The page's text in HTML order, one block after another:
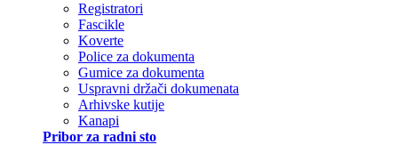
Registratori
Fascikle
Koverte
Police za dokumenta
Gumice za dokumenta
Uspravni držači dokumenata
Arhivske kutije
Kanapi
Pribor za radni sto